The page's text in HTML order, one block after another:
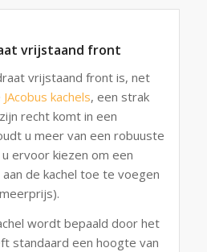
vrijstaand front
vrijstaand front is, net
JAcobus kachels, een strak
recht komt in een
u meer van een robuuste
ervoor kiezen om een
de kachel toe te voegen
wordt bepaald door het
standaard een hoogte van